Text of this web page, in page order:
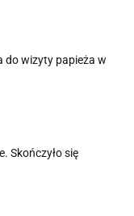
do wizyty papieża w
Skończyło się